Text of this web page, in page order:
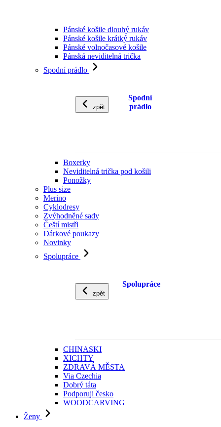
Pánské košile dlouhý rukáv
Pánské košile krátký rukáv
Pánské volnočasové košile
Pánská neviditelná trička
Spodní prádlo
zpět
Spodní
prádlo
Boxerky
Neviditelná trička pod košili
Ponožky
Plus size
Merino
Cyklodresy
Zvýhodněné sady
Čeští mistři
Dárkové poukazy
Novinky
Spolupráce
zpět
Spolupráce
CHINASKI
XICHTY
ZDRAVÁ MĚSTA
Via Czechia
Dobrý táta
Podporuji česko
WOODCARVING
Ženy